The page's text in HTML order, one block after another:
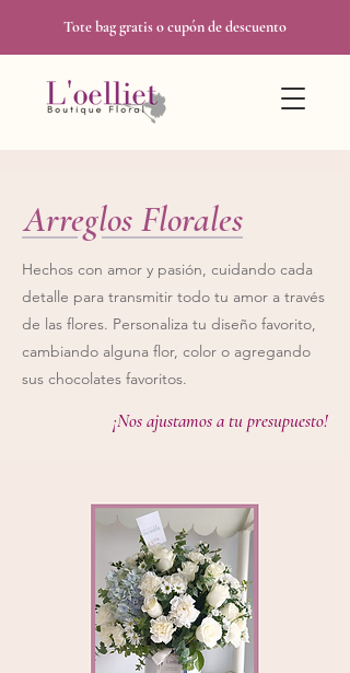
Tote bag gratis o cupón de descuento
Arreglos Florales
Hechos con amor y pasión, cuidando cada
detalle para transmitir todo tu amor a través
de las flores. Personaliza tu diseño favorito,
cambiando alguna flor, color o agregando
sus chocolates favoritos.
¡Nos ajustamos a tu presupuesto!